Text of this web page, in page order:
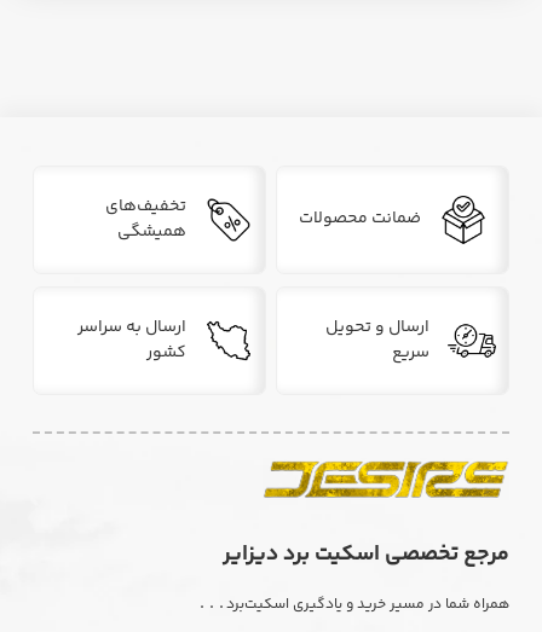
ضمانت محصولات
تخفیف‌های
همیشگی
ارسال و تحویل
سریع
ارسال به سراسر
کشور
مرجع تخصصی اسکیت برد دیزایر
همراه شما در مسیر خرید و یادگیری اسکیت‌برد. . .